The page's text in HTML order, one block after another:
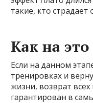
такие, кто страдает
Как на
Если на данном
тренировках и
жизни, возврат
гарантирован в